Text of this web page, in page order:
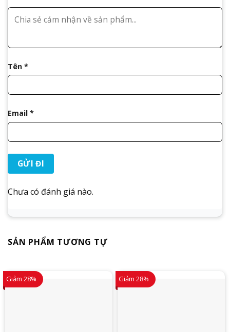
Tên *
Email *
Chưa có đánh giá nào.
SẢN PHẨM TƯƠNG TỰ
Giảm 28% Giảm 28%